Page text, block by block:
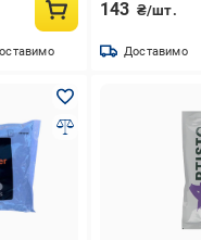
143 ₴/шт.
Доставимо